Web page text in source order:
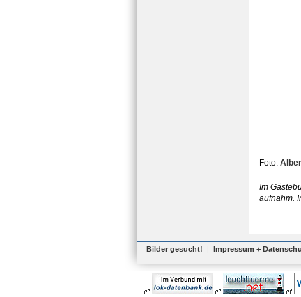
Foto:
Im
aufnahm.
Bilder gesucht! | Impressum +